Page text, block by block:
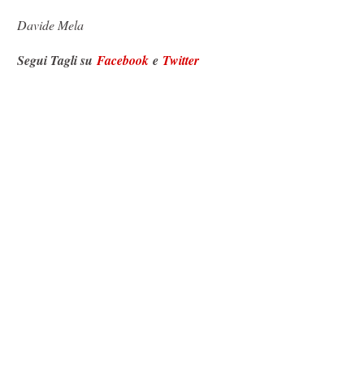
Davide Mela
Segui Tagli suFacebook e Twitter